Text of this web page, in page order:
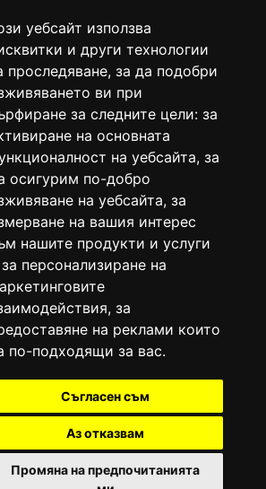
уебсайт използва
и други технологии
проследяване, за да подобри
ви при
за следните цели: за
на основната
на уебсайта, за
осигурим по-добро
на уебсайта, за
на вашия интерес
нашите продукти и услуги
персонализиране на
, за
на реклами които
по-подходящи за вас.
Съгласен съм
Аз отказвам
Промяна на предпочитанията
и абонаменти
вестника е регистрирано в националния
издания (Българска национална
ISSN 1312-4722.
на марката: Вяра информационен
България, със свидетелство за марка
година.